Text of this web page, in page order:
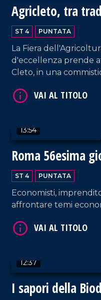
Agricleto, tra
ST 4 PUNTATA
La Fiera
d'eccellenza prende
Cleto, in una
13:54
Roma 56esima
ST 4 PUNTATA
Economisti,
affrontare temi
12:37
I sapori della
VAI AL TITOLO
VAI AL TITOLO